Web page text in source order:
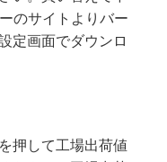
のサイトよりバー
定画面でダウンロ
押して工場出荷値